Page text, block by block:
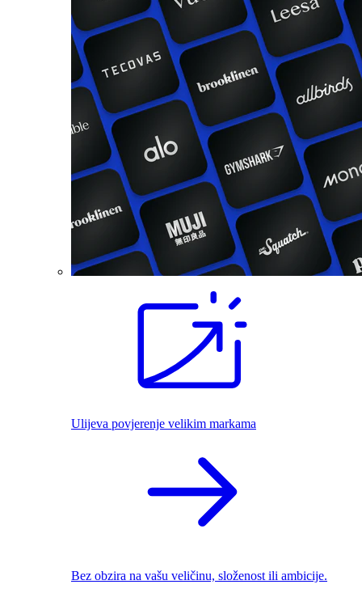
Ulijeva povjerenje velikim markama
Bez obzira na vašu veličinu, složenost ili ambicije.